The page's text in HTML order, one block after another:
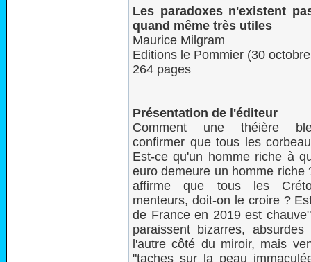
Les paradoxes n'existent
quand même très utiles
Maurice Milgram
Editions le Pommier (30
264 pages
Présentation de l'éditeur
Comment une théière
confirmer que tous les
Est-ce qu'un homme riche à
euro demeure un homme riche
affirme que tous les
menteurs, doit-on le croire ?
de France en 2019 est
paraissent bizarres,
l'autre côté du miroir, mais
"taches sur la peau